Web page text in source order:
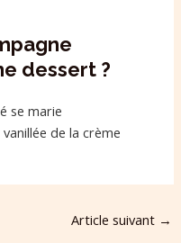
dessert ?
se marie
de la crème
Article suivant →